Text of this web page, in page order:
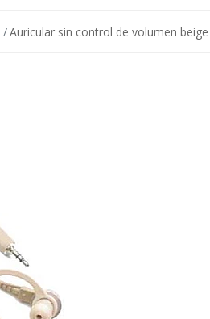
Auricular sin control de volumen